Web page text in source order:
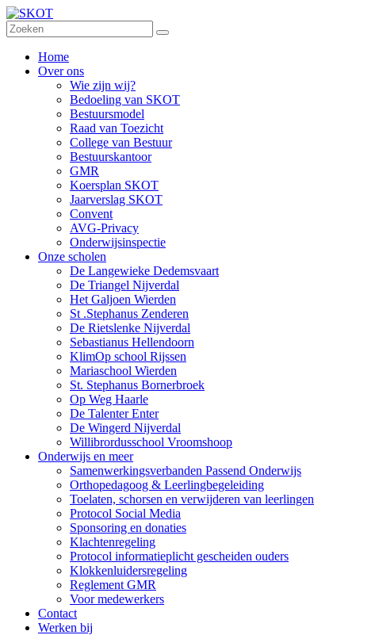
Home
Over ons
Wie zijn wij?
Bedoeling van SKOT
Bestuursmodel
Raad van Toezicht
College van Bestuur
Bestuurskantoor
GMR
Koersplan SKOT
Jaarverslag SKOT
Convent
AVG-Privacy
Onderwijsinspectie
Onze scholen
De Langewieke Dedemsvaart
De Triangel Nijverdal
Het Galjoen Wierden
St .Stephanus Zenderen
De Rietslenke Nijverdal
Sebastianus Hellendoorn
KlimOp school Rijssen
Mariaschool Wierden
St. Stephanus Bornerbroek
Op Weg Haarle
De Talenter Enter
De Wingerd Nijverdal
Willibrordusschool Vroomshoop
Onderwijs en meer
Samenwerkingsverbanden Passend Onderwijs
Orthopedagoog & Leerlingbegeleiding
Toelaten, schorsen en verwijderen van leerlingen
Protocol Social Media
Sponsoring en donaties
Klachtenregeling
Protocol informatieplicht gescheiden ouders
Klokkenluidersregeling
Reglement GMR
Voor medewerkers
Contact
Werken bij